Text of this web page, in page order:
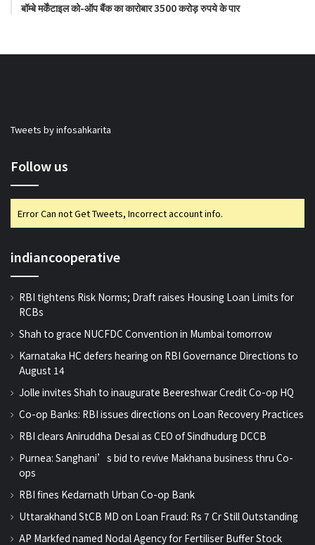
बॉम्बे मर्केंटाइल को-ऑप बैंक का कारोबार 3500 करोड़ रुपये के पार
Tweets by infosahkarita
Follow us
Error Can not Get Tweets, Incorrect account info.
indiancooperative
RBI tightens Risk Norms; Draft raises Housing Loan Limits for
RCBs
Shah to grace NUCFDC Convention in Mumbai tomorrow
Karnataka HC defers hearing on RBI Governance Directions to
August 14
Jolle invites Shah to inaugurate Beereshwar Credit Co-op HQ
Co-op Banks: RBI issues directions on Loan Recovery Practices
RBI clears Aniruddha Desai as CEO of Sindhudurg DCCB
Purnea: Sanghani’s bid to revive Makhana business thru Co-
ops
RBI fines Kedarnath Urban Co-op Bank
Uttarakhand StCB MD on Loan Fraud: Rs 7 Cr Still Outstanding
AP Markfed named Nodal Agency for Fertiliser Buffer Stock